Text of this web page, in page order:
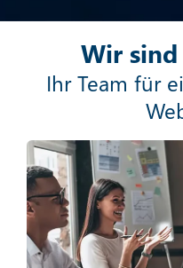
Social
Wir
Ihr Team für